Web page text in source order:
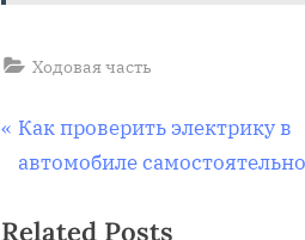
Ходовая часть
Навигация
P
r
v
Как проверить электрику в
автомобиле самостоятельно
Related Posts